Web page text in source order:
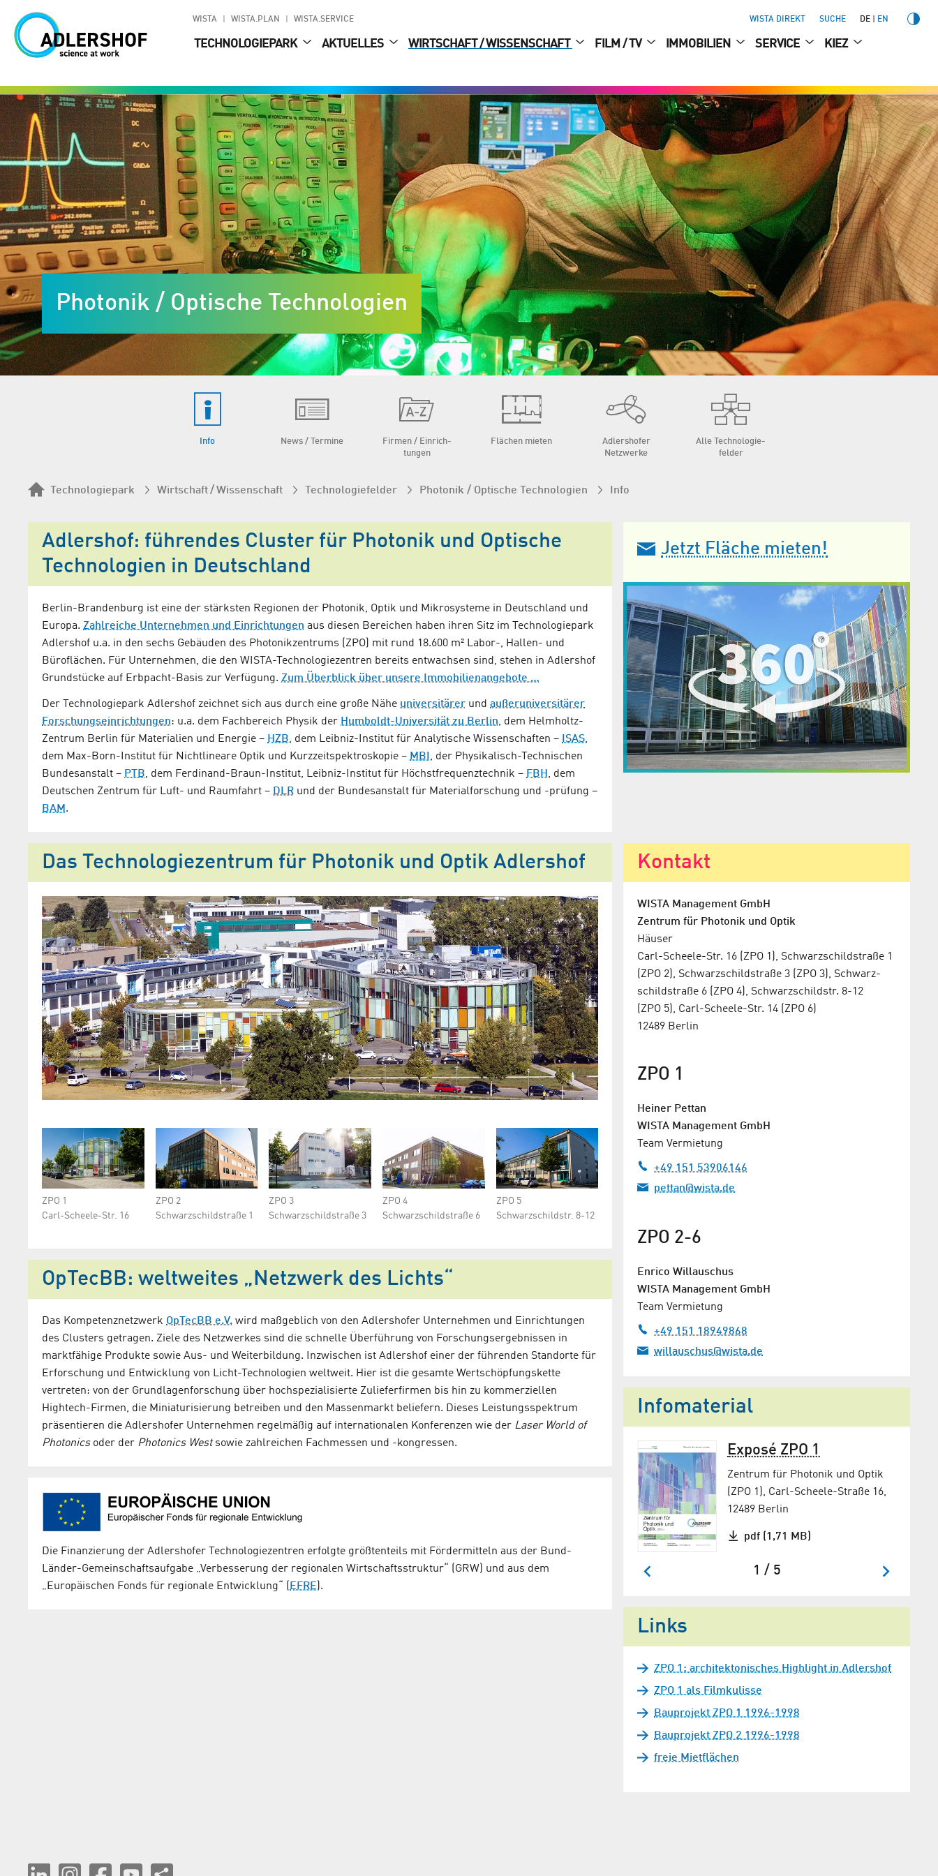
WISTA WISTA.PLAN WISTA.SERVICE WISTA DIREKT SUCHE DE EN
TECHNOLOGIEPARK AKTUELLES WIRTSCHAFT / WISSENSCHAFT FILM / TV IMMOBILIEN SERVICE KIEZ
Photonik / Optische Technologien
Info News / Termine
Firmen / Ein­rich­
tungen
Flächen mieten
Adlershofer
Netzwerke
Alle Techno­logie­
felder
Technologiepark Wirtschaft / Wissenschaft Technologie­felder Photonik / Optische Technologien Info
Adlershof: führendes Cluster für Photonik und Optische
Technologien in Deutschland
Berlin-Brandenburg ist eine der stärksten Regionen der Photonik, Optik und Mikrosysteme in Deutschland und
Europa. Zahlreiche Unternehmen und Einrichtungen aus diesen Bereichen haben ihren Sitz im Technologiepark
Adlershof u.a. in den sechs Gebäuden des Photonikzentrums (ZPO) mit rund 18.600 m² Labor-, Hallen- und
Büroflächen. Für Unternehmen, die den WISTA-Technologiezentren bereits entwachsen sind, stehen in Adlershof
Grundstücke auf Erbpacht-Basis zur Verfügung. Zum Überblick über unsere Immobilienangebote …
Der Technologiepark Adlershof zeichnet sich aus durch eine große Nähe universitärer und außeruniversitärer
Forschungseinrichtungen: u.a. dem Fachbereich Physik der Humboldt-Universität zu Berlin, dem Helmholtz-
Zentrum Berlin für Materialien und Energie – HZB, dem Leibniz-Institut für Analytische Wissenschaften – ISAS,
dem Max-Born-Institut für Nichtlineare Optik und Kurzzeitspektroskopie – MBI, der Physikalisch-Technischen
Bundesanstalt – PTB, dem Ferdinand-Braun-Institut, Leibniz-Institut für Höchstfrequenztechnik – FBH, dem
Deutschen Zentrum für Luft- und Raumfahrt – DLR und der Bundesanstalt für Materialforschung und -prüfung –
BAM.
Jetzt Fläche mieten!
Das Technologiezentrum für Photonik und Optik Adlershof
ZPO 1
Carl-Scheele-Str. 16
ZPO 2
Schwarz­schild­straße 1
ZPO 3
Schwarz­schild­straße 3
ZPO 4
Schwarz­schild­straße 6
ZPO 5
Schwarz­schild­str. 8-12
OpTecBB: weltweites „Netzwerk des Lichts“
Das Kompetenznetzwerk OpTecBB e.V. wird maßgeblich von den Adlershofer Unternehmen und Einrichtungen
des Clusters getragen. Ziele des Netzwerkes sind die schnelle Überführung von Forschungsergebnissen in
marktfähige Produkte sowie Aus- und Weiterbildung. Inzwischen ist Adlershof einer der führenden Standorte für
Erforschung und Entwicklung von Licht-Technologien weltweit. Hier ist die gesamte Wertschöpfungskette
vertreten: von der Grundlagenforschung über hochspezialisierte Zulieferfirmen bis hin zu kommerziellen
Hightech-Firmen, die Miniaturisierung betreiben und den Massenmarkt beliefern. Dieses Leistungsspektrum
präsentieren die Adlershofer Unternehmen regelmäßig auf internationalen Konferenzen wie der Laser World of
Photonicsoder der Photonics Westsowie zahlreichen Fachmessen und -kongressen.
Die Finanzierung der Adlershofer Technologiezentren erfolgte größtenteils mit Fördermitteln aus der Bund-
Länder-Gemeinschaftsaufgabe „Verbesserung der regionalen Wirtschaftsstruktur“ (GRW) und aus dem
„Europäischen Fonds für regionale Entwicklung“ (
EFRE ).
Kontakt
WISTA Management GmbH
Zentrum für Photonik und Optik
Häuser
Carl-Scheele-Str. 16 (ZPO 1), Schwarz­schild­straße 1
(ZPO 2), Schwarzschildstraße 3 (ZPO 3), Schwarz­
schild­straße 6 (ZPO 4), Schwarz­schild­str. 8-12
(ZPO 5), Carl-Scheele-Str. 14 (ZPO 6)
12489 Berlin
ZPO 1
Heiner Pettan
WISTA Management GmbH
Team Vermietung
+49 151 53906146
pettan@wista.de
ZPO 2-6
Enrico Willauschus
WISTA Management GmbH
Team Vermietung
+49 151 18949868
willauschus@wista.de
Infomaterial
Exposé ZPO 4
12489 Berlin
Exposé ZPO 1
Zentrum für Photonik und Optik
(ZPO 1), Carl-Scheele-Straße 16,
12489 Berlin
pdf (1,71 MB)
1 / 5
Links
ZPO 1: architektonisches Highlight in Adlershof
ZPO 1 als Filmkulisse
Bauprojekt ZPO 1 1996-1998
Bauprojekt ZPO 2 1996-1998
freie Mietflächen